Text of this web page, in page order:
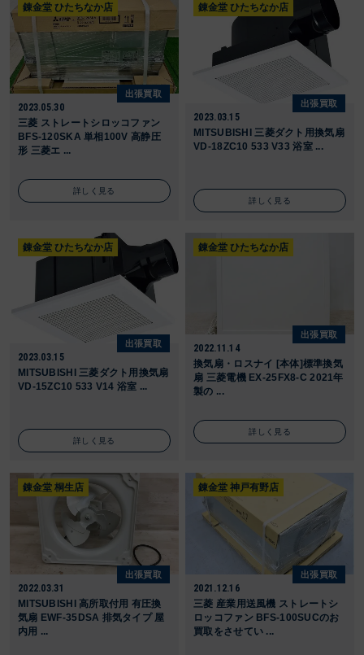
錬金堂 ひたちなか店
出張買取
2023.05.30
三菱 ストレートシロッコファン
BFS-120SKA 単相100V 高静圧
形 三菱エ ...
詳しく見る
錬金堂 ひたちなか店
出張買取
2023.03.15
MITSUBISHI 三菱ダクト用換気扇
VD-18ZC10 533 V33 浴室 ...
詳しく見る
錬金堂 ひたちなか店
出張買取
2023.03.15
MITSUBISHI 三菱ダクト用換気扇
VD-15ZC10 533 V14 浴室 ...
詳しく見る
錬金堂 ひたちなか店
出張買取
2022.11.14
換気扇・ロスナイ [本体]標準換気
扇 三菱電機 EX-25FX8-C 2021年
製の ...
詳しく見る
錬金堂 桐生店
出張買取
2022.03.31
MITSUBISHI 高所取付用 有圧換
気扇 EWF-35DSA 排気タイプ 屋
内用 ...
錬金堂 神戸有野店
出張買取
2021.12.16
三菱 産業用送風機 ストレートシ
ロッコファン BFS-100SUCのお
買取をさせてい ...